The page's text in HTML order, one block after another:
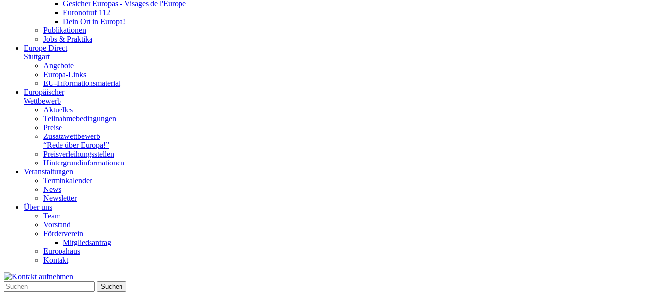
Gesicher Europas - Visages de l'Europe
Euronotruf 112
Dein Ort in Europa!
Publikationen
Jobs & Praktika
Europe Direct
Stuttgart
Angebote
Europa-Links
EU-Informationsmaterial
Europäischer
Wettbewerb
Aktuelles
Teilnahme­bedingungen
Preise
Zusatzwettbewerb
“Rede über Europa!”
Preisverleihungsstellen
Hintergrundinformationen
Veranstaltungen
Terminkalender
News
Newsletter
Über uns
Team
Vorstand
Förderverein
Mitgliedsantrag
Europahaus
Kontakt
Suchen